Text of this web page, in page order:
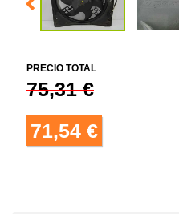
PRECIO TOTAL
75,31 €
71,54 €